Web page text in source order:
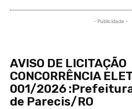
- Publicidade -
AVISO DE LICITAÇÃO
CONCORRÊNCIA
001/2026
de Parecis/RO